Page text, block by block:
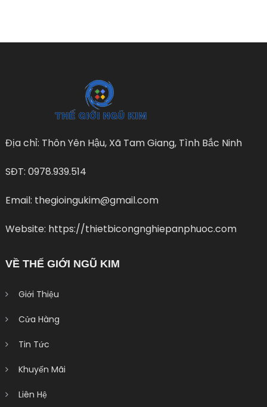
Địa chỉ: Thôn Yên Hậu, Xã Tam Giang, Tình Bắc Ninh
SĐT: 0978.939.514
Email: thegioingukim@gmail.com
Website: https://thietbicongnghiepanphuoc.com
VỀ THẾ GIỚI NGŨ KIM
Giới Thiệu
Cửa Hàng
Tin Tức
Khuyến Mãi
Liên Hệ